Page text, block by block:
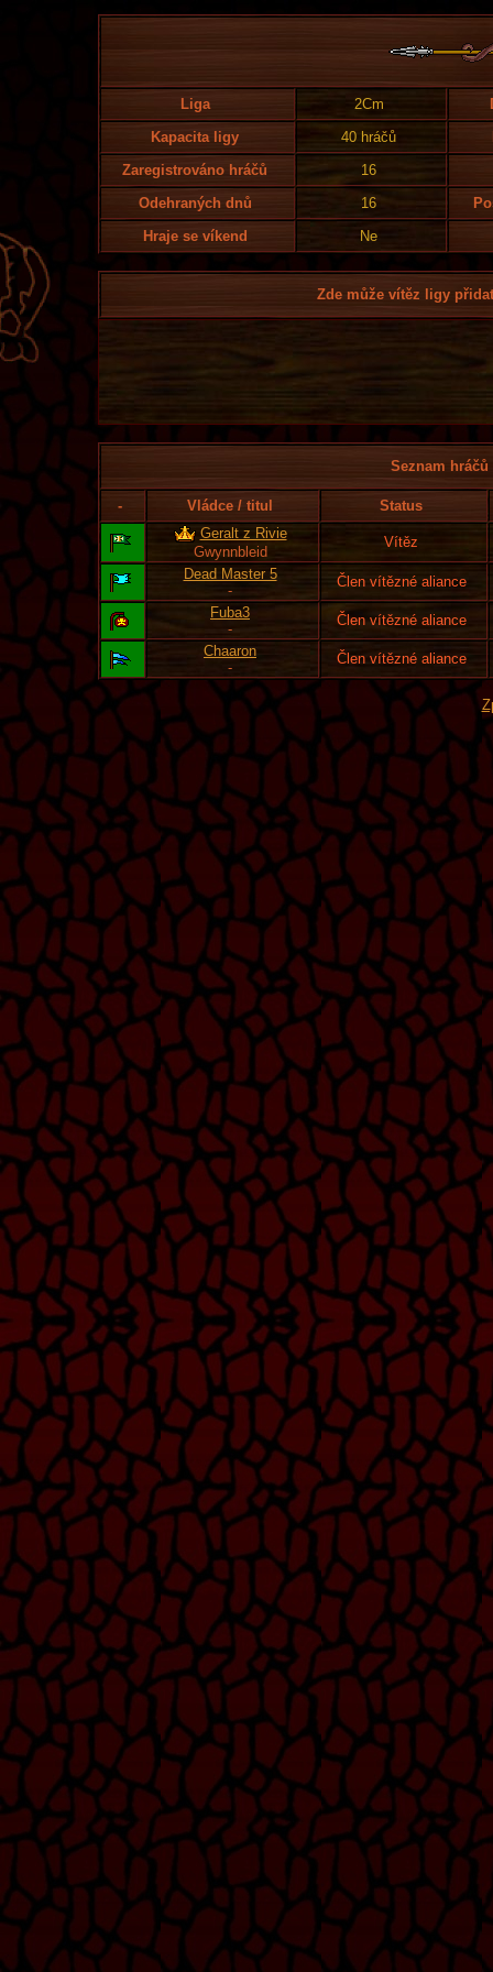
Liga 2Cm
Kapacita ligy
40 hráčů
Zaregistrováno hráčů
16
Odehraných dnů
16
Hraje se víkend
Ne
Zde může vítěz ligy
Seznam
- Vládce / titul
Status
Geralt z Rivie
Gwynnbleid
Vítěz
Dead Master 5
-
Člen vítězné aliance
Fuba3
-
Člen vítězné aliance
Chaaron
-
Člen vítězné aliance